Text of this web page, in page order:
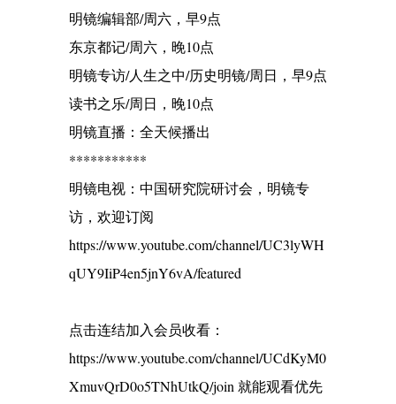
明镜编辑部/周六，早9点
东京都记/周六，晚10点
明镜专访/人生之中/历史明镜/周日，早9点
读书之乐/周日，晚10点
明镜直播：全天候播出
***********
明镜电视：中国研究院研讨会，明镜专
访，欢迎订阅
https://www.youtube.com/channel/UC3lyWH
qUY9IiP4en5jnY6vA/featured
点击连结加入会员收看：
https://www.youtube.com/channel/UCdKyM0
XmuvQrD0o5TNhUtkQ/join 就能观看优先